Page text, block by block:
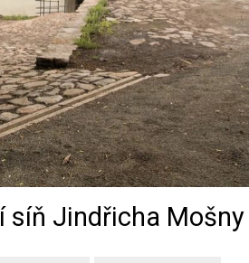
síň Jindřicha Mošny